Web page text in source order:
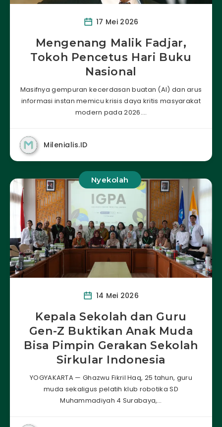
17 Mei 2026
Mengenang Malik Fadjar,
Tokoh Pencetus Hari Buku
Nasional
Masifnya gempuran kecerdasan buatan (AI) dan arus
informasi instan memicu krisis daya kritis masyarakat
modern pada 2026….
Milenialis.ID
Nyekolah
14 Mei 2026
Kepala Sekolah dan Guru
Gen-Z Buktikan Anak Muda
Bisa Pimpin Gerakan Sekolah
Sirkular Indonesia
YOGYAKARTA — Ghazwu Fikril Haq, 25 tahun, guru
muda sekaligus pelatih klub robotika SD
Muhammadiyah 4 Surabaya,…